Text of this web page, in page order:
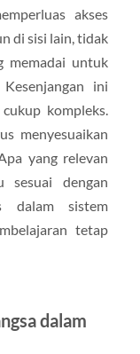
akses
di sisi lain, tidak
memadai untuk
ini
kompleks.
menyesuaikan
yang relevan
sesuai dengan
dalam sistem
tetap
dalam